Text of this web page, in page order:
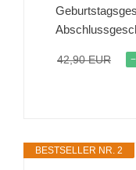
42,90 EUR
BESTSELLER NR. 2